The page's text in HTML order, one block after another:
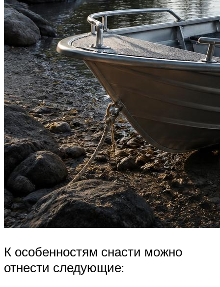
К особенностям снасти можно
отнести следующие: